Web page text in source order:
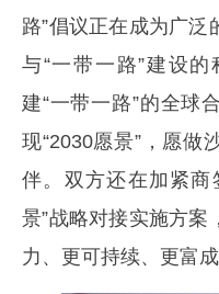
路”倡议正在成为广
与“一带一路”建设
建“一带一路”的全球
现“2030愿景”，愿做
伴。双方还在加紧商
景”战略对接实施方
力、更可持续、更富成